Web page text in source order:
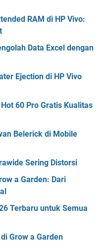
RAM di HP Vivo:
Data Excel dengan
Ejection di HP Vivo
60 Pro Gratis Kualitas
Belerick di Mobile
Sering Distorsi
a Garden: Dari
Terbaru untuk Semua
Grow a Garden